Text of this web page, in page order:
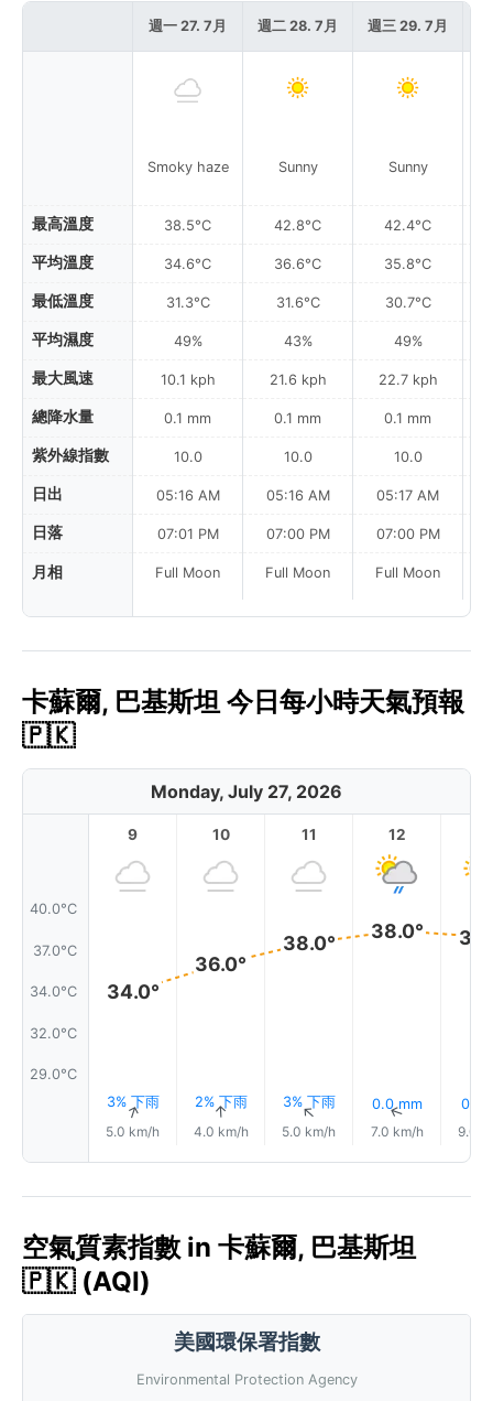
最高溫度
平均溫度
最低溫度
平均濕度
最大風速
總降水量
紫外線指數
日出
日落
月相
週一 27. 7月
Smoky haze
38.5°C
34.6°C
31.3°C
49%
10.1 kph
0.1 mm
10.0
05:16 AM
07:01 PM
Full Moon
週二 28. 7月
Sunny
42.8°C
36.6°C
31.6°C
43%
21.6 kph
0.1 mm
10.0
05:16 AM
07:00 PM
Full Moon
週三 29. 7月
Sunny
42.4°C
35.8°C
30.7°C
49%
22.7 kph
0.1 mm
10.0
05:17 AM
07:00 PM
Full Moon
卡蘇爾, 巴基斯坦 今日每小時天氣預報
🇵🇰
Monday, July 27, 2026
40.0°C
37.0°C
34.0°C
32.0°C
29.0°C
9
34.0°
3% 下雨
↑
5.0 km/h
10
36.0°
2% 下雨
↑
4.0 km/h
11
38.0°
3% 下雨
↑
5.0 km/h
12
38.0°
0.0 mm
↑
7.0 km/h
0.1
9.0
空氣質素指數 in 卡蘇爾, 巴基斯坦
🇵🇰 (AQI)
美國環保署指數
Environmental Protection Agency